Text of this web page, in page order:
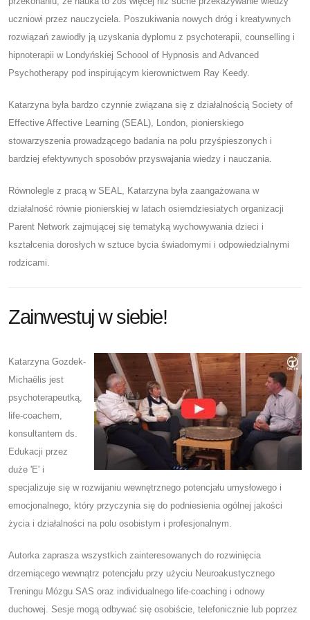
uczniowi przez nauczyciela. Poszukiwania nowych dróg i kreatywnych
rozwiązań zawiodły ją uzyskania dyplomu z psychoterapii, counselling i
hipnoterapii w Londyńskiej Schoool of Hypnosis and Advanced
Psychotherapy pod inspirującym kierownictwem Ray Keedy.
Katarzyna była bardzo czynnie związana się z działalnością Society of
Effective Affective Learning (SEAL), London, pionierskiego
stowarzyszenia prowadzącego badania na polu przyśpieszonych i
bardziej efektywnych sposobów przyswajania wiedzy i nauczania.
Równolegle z pracą w SEAL, Katarzyna była zaangażowana w
działalność równie pionierskiej w latach osiemdziesiatych organizacji
Parent Network zajmującej się tematyką wychowywania dzieci i
kształcenia dorosłych w sztuce bycia świadomymi i odpowiedzialnymi
rodzicami.
Zainwestuj w siebie!
Katarzyna Gozdek-
Michaëlis jest
psychoterapeutką,
life-coachem,
konsultantem ds.
Edukacji przez
duże 'E' i
specjalizuje się w rozwijaniu wewnętrznego potencjału umysłowego i
emocjonalnego, który przyczynia się do podniesienia ogólnej jakości
życia i działalności na polu osobistym i profesjonalnym.
Autorka zaprasza wszystkich zainteresowanych do rozwinięcia
drzemiącego wewnątrz potencjału przy użyciu Neuroakustycznego
Treningu Mózgu SAS oraz individualnego life-coaching i odnowy
duchowej. Sesje mogą odbywać się osobiście, telefonicznie lub poprzez